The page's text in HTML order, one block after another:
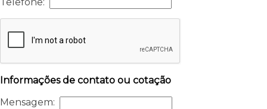
Informações de contato ou cotação
Mensagem: